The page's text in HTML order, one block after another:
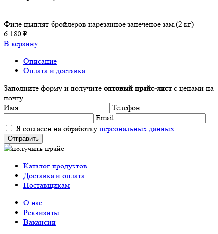
Филе цыплят-бройлеров нарезанное запеченое зам.(2 кг)
6 180 ₽
В корзину
Описание
Оплата и доставка
Заполните форму и получите оптовый прайс-листс ценами на
почту
Имя
Телефон
Email
Я согласен на обработку персональных данных
Каталог продуктов
Доставка и оплата
Поставщикам
О нас
Реквизиты
Вакансии